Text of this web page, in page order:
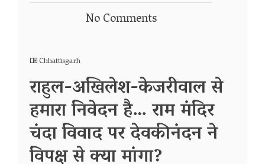
No Comments
Chhattisgarh
राहुल-अखिलेश-केजरीवाल से
हमारा निवेदन है… राम मंदिर
चंदा विवाद पर देवकीनंदन ने